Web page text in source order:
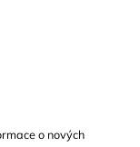
o nových